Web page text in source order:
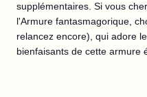
supplémentaires. Si vous
l'Armure fantasmagorique,
relancez encore), qui adore
bienfaisants de cette armure